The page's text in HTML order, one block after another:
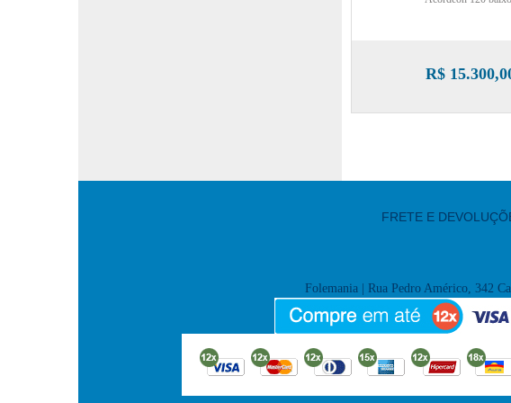
R$
FRETE E
Folemania | Rua Pedro Américo, 342